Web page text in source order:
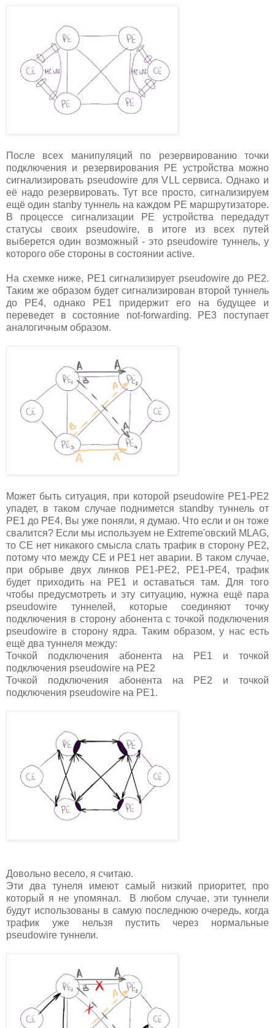
После всех манипуляций по резервированию точки
подключения и резервирования PE устройства можно
сигнализировать pseudowire для VLL сервиса. Однако и
её надо резервировать. Тут все просто, сигнализируем
ещё один stanby туннель на каждом PE маршрутизаторе.
В процессе сигнализации PE устройства передадут
статусы своих pseudowire, в итоге из всех путей
выберется один возможный - это pseudowire туннель, у
которого обе стороны в состоянии active.
На схемке ниже, PE1 сигнализирует pseudowire до PE2.
Таким же образом будет сигнализирован второй туннель
до PE4, однако PE1 придержит его на будущее и
переведет в состояние not-forwarding. PE3 поступает
аналогичным образом.
Может быть ситуация, при которой pseudowire PE1-PE2
упадет, в таком случае поднимется standby туннель от
PE1 до PE4. Вы уже поняли, я думаю. Что если и он тоже
свалится? Если мы используем не Extreme'овский MLAG,
то CE нет никакого смысла слать трафик в сторону PE2,
потому что между CE и PE1 нет аварии. В таком случае,
при обрыве двух линков PE1-PE2, PE1-PE4, трафик
будет приходить на PE1 и оставаться там. Для того
чтобы предусмотреть и эту ситуацию, нужна ещё пара
pseudowire туннелей, которые соединяют точку
подключения в сторону абонента с точкой подключения
pseudowire в сторону ядра. Таким образом, у нас есть
ещё два туннеля между:
Точкой подключения абонента на PE1 и точкой
подключения pseudowire на PE2
Точкой подключения абонента на PE2 и точкой
подключения pseudowire на PE1.
Довольно весело, я считаю.
Эти два тунеля имеют самый низкий приоритет, про
который я не упомянал. В любом случае, эти туннели
будут использованы в самую последнюю очередь, когда
трафик уже нельзя пустить через нормальные
pseudowire туннели.